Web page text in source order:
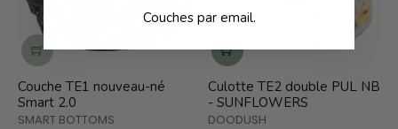
Couche TE1 nouveau-né
Smart 2.0
SMART BOTTOMS
Culotte TE2 double PUL NB
- SUNFLOWERS
DOODUSH
Couches par email.